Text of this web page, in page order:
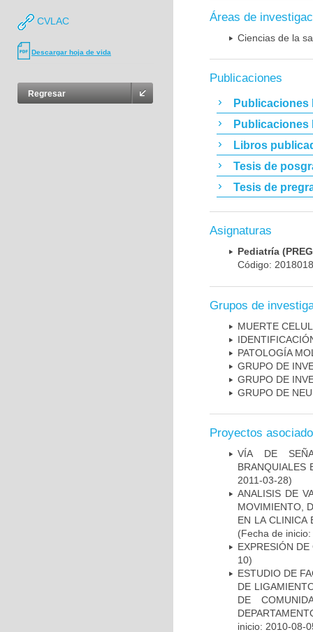
CVLAC
Descargar hoja de vida
Regresar
Áreas de
Ciencias de la
Publicaciones
Publicaciones
Publicaciones
Libros
Tesis de
Tesis de
Asignaturas
Pediatría
Código:
Grupos de
MUERTE
PATOLOGÍA
GRUPO DE
GRUPO DE
GRUPO DE
Proyectos
VÍA DE
BRANQUIALES
2011-03-28)
ANALISIS DE
MOVIMIENTO,
EN LA CLINICA
(Fecha de
EXPRESIÓN
10)
ESTUDIO DE
DE
DE
inicio: 2010-08-